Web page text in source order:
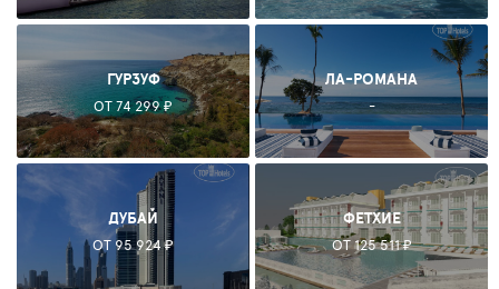
ГУРЗУФ
ОТ 74 299 ₽
ЛА-РОМАНА
-
ДУБАЙ
ОТ 95 924 ₽
ФЕТХИЕ
ОТ 125 511 ₽